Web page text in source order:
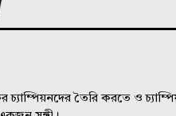
তৈরি করতে ও